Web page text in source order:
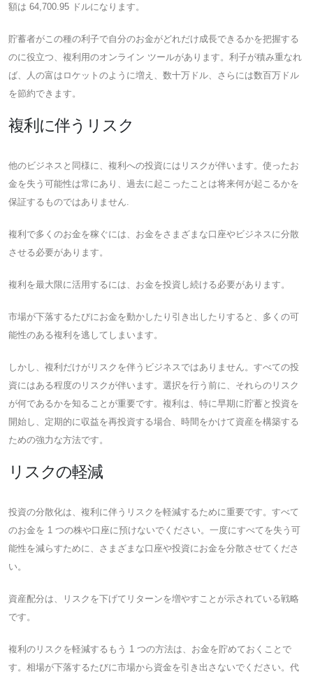
額は 64,700.95 ドルになります。
貯蓄者がこの種の利子で自分のお金がどれだけ成長できるかを把握する
のに役立つ、複利用のオンライン ツールがあります。利子が積み重なれ
ば、人の富はロケットのように増え、数十万ドル、さらには数百万ドル
を節約できます。
複利に伴うリスク
他のビジネスと同様に、複利への投資にはリスクが伴います。使ったお
金を失う可能性は常にあり、過去に起こったことは将来何が起こるかを
保証するものではありません.
複利で多くのお金を稼ぐには、お金をさまざまな口座やビジネスに分散
させる必要があります。
複利を最大限に活用するには、お金を投資し続ける必要があります。
市場が下落するたびにお金を動かしたり引き出したりすると、多くの可
能性のある複利を逃してしまいます。
しかし、複利だけがリスクを伴うビジネスではありません。すべての投
資にはある程度のリスクが伴います。選択を行う前に、それらのリスク
が何であるかを知ることが重要です。複利は、特に早期に貯蓄と投資を
開始し、定期的に収益を再投資する場合、時間をかけて資産を構築する
ための強力な方法です。
リスクの軽減
投資の分散化は、複利に伴うリスクを軽減するために重要です。すべて
のお金を 1 つの株や口座に預けないでください。一度にすべてを失う可
能性を減らすために、さまざまな口座や投資にお金を分散させてくださ
い。
資産配分は、リスクを下げてリターンを増やすことが示されている戦略
です。
複利のリスクを軽減するもう 1 つの方法は、お金を貯めておくことで
す。相場が下落するたびに市場から資金を引き出さないでください。代